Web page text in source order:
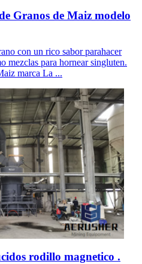
Granos de Maiz modelo
con un rico sabor parahacer
mezclas para hornear singluten.
marca La ...
rodillo magnetico .